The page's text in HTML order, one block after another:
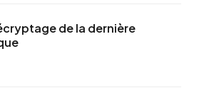
de la dernière